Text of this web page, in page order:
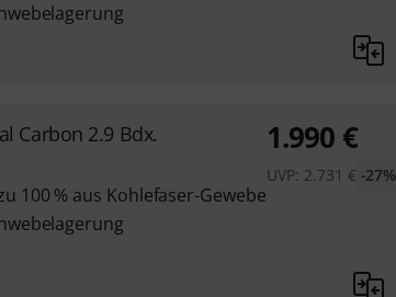
Carbon 2.9 Bdx.
100 % aus Kohlefaser-Gewebe
1.990 €
UVP: 2.731 € -27%